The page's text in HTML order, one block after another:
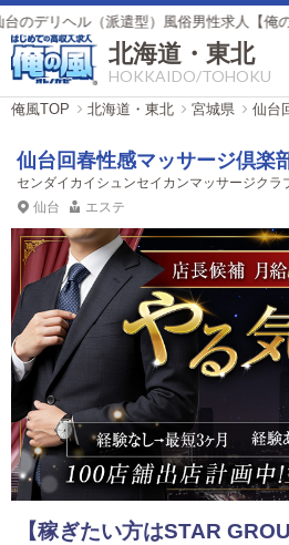
派遣型）風俗男性求人【俺の風】
北海道・東北
HOKKAIDO/TOHOKU
俺風TOP 北海道・東北 宮城県 仙台
仙台回春性感マッサージ倶楽
センダイカイシュンセイカンマッサージクラ
仙台
エステ
【稼ぎたい方はSTAR